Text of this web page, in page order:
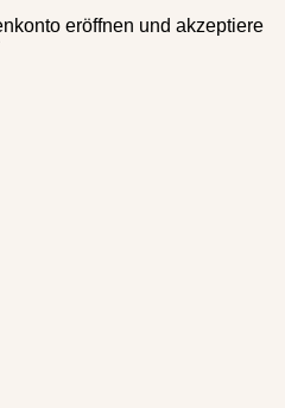
eröffnen und akzeptiere
Erforderlich